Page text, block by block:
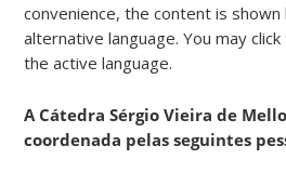
convenience, the content is
alternative language. You may
the active language.
A Cátedra Sérgio Vieira de Mello
coordenada pelas seguintes